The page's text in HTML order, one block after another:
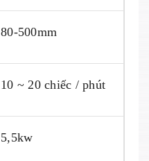
80-500mm
10 ~ 20 chiếc / phút
5,5kw